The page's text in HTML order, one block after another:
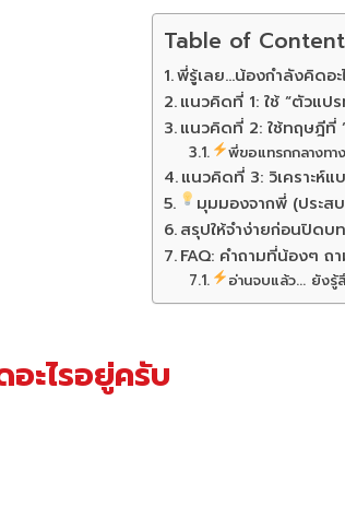
Table of
พี่รู้เลย…น้องกำลังคิดอ
แนวคิดที่ 1: ใช้ “ตัวแป
แนวคิดที่ 2: ใช้ทฤษฎีที่
พี่ขอแทรกกลางทา
แนวคิดที่ 3: วิเคราะห์แ
มุมมองจากพี่ (ประส
สรุปให้จำง่ายก่อนปิดบ
FAQ: คำถามที่น้องๆ ถ
อ่านจบแล้ว... ยังรู้
ะไรอยู่ครับ